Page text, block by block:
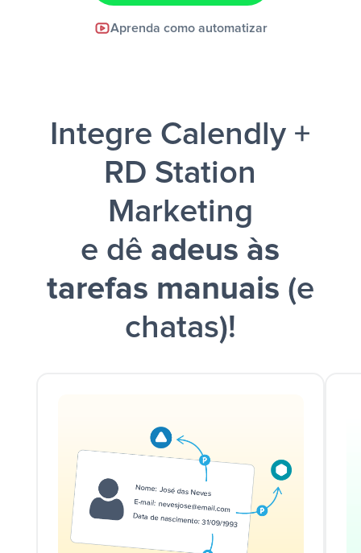
Aprenda como automatizar
Integre Calendly +
RD Station
Marketing
e dê adeus às
tarefas manuais (e
chatas)!